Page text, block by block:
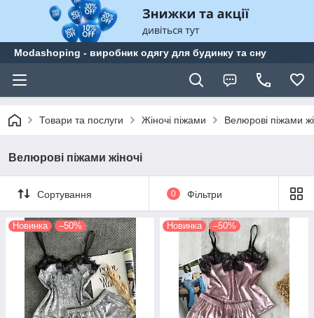
Modashoping - виробник одягу для будинку та сну
Товари та послуги Жіночі піжами Велюрові піжами
Велюрові піжами жіночі
Сортування 0 Фільтри
Новинка –50% Новинка –50%